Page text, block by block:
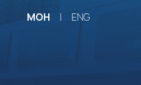
МОН | ENG